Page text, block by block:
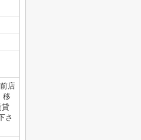
店
移
貸
さ